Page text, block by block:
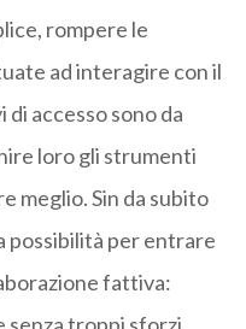
rompere le
ad interagire con il
di accesso sono da
loro gli strumenti
meglio. Sin da subito
possibilità per entrare
fattiva: